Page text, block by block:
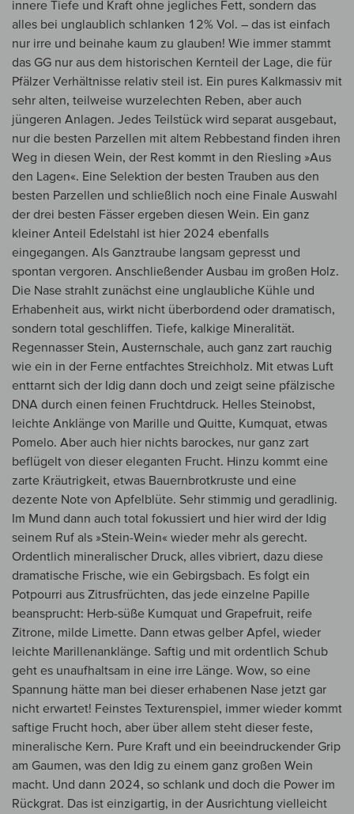
innere Tiefe und Kraft ohne jegliches Fett, sondern das
alles bei unglaublich schlanken 12% Vol. – das ist einfach
nur irre und beinahe kaum zu glauben! Wie immer stammt
das GG nur aus dem historischen Kernteil der Lage, die für
Pfälzer Verhältnisse relativ steil ist. Ein pures Kalkmassiv mit
sehr alten, teilweise wurzelechten Reben, aber auch
jüngeren Anlagen. Jedes Teilstück wird separat ausgebaut,
nur die besten Parzellen mit altem Rebbestand finden ihren
Weg in diesen Wein, der Rest kommt in den Riesling »Aus
den Lagen«. Eine Selektion der besten Trauben aus den
besten Parzellen und schließlich noch eine Finale Auswahl
der drei besten Fässer ergeben diesen Wein. Ein ganz
kleiner Anteil Edelstahl ist hier 2024 ebenfalls
eingegangen. Als Ganztraube langsam gepresst und
spontan vergoren. Anschließender Ausbau im großen Holz.
Die Nase strahlt zunächst eine unglaubliche Kühle und
Erhabenheit aus, wirkt nicht überbordend oder dramatisch,
sondern total geschliffen. Tiefe, kalkige Mineralität.
Regennasser Stein, Austernschale, auch ganz zart rauchig
wie ein in der Ferne entfachtes Streichholz. Mit etwas Luft
enttarnt sich der Idig dann doch und zeigt seine pfälzische
DNA durch einen feinen Fruchtdruck. Helles Steinobst,
leichte Anklänge von Marille und Quitte, Kumquat, etwas
Pomelo. Aber auch hier nichts barockes, nur ganz zart
beflügelt von dieser eleganten Frucht. Hinzu kommt eine
zarte Kräutrigkeit, etwas Bauernbrotkruste und eine
dezente Note von Apfelblüte. Sehr stimmig und geradlinig.
Im Mund dann auch total fokussiert und hier wird der Idig
seinem Ruf als »Stein-Wein« wieder mehr als gerecht.
Ordentlich mineralischer Druck, alles vibriert, dazu diese
dramatische Frische, wie ein Gebirgsbach. Es folgt ein
Potpourri aus Zitrusfrüchten, das jede einzelne Papille
beansprucht: Herb-süße Kumquat und Grapefruit, reife
Zitrone, milde Limette. Dann etwas gelber Apfel, wieder
leichte Marillenanklänge. Saftig und mit ordentlich Schub
geht es unaufhaltsam in eine irre Länge. Wow, so eine
Spannung hätte man bei dieser erhabenen Nase jetzt gar
nicht erwartet! Feinstes Texturenspiel, immer wieder kommt
saftige Frucht hoch, aber über allem steht dieser feste,
mineralische Kern. Pure Kraft und ein beeindruckender Grip
am Gaumen, was den Idig zu einem ganz großen Wein
macht. Und dann 2024, so schlank und doch die Power im
Rückgrat. Das ist einzigartig, in der Ausrichtung vielleicht